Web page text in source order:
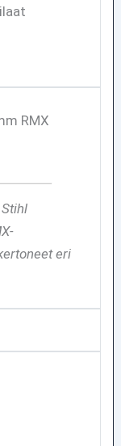
RMX
eri